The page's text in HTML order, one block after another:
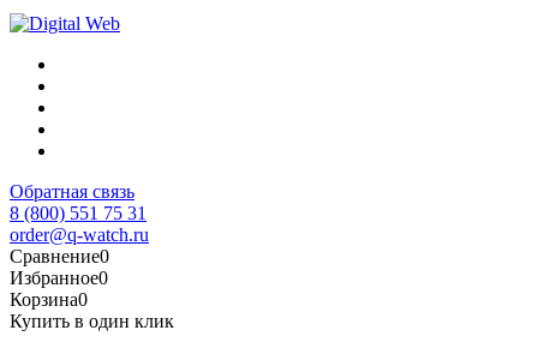
Обратная связь
8 (800) 551 75 31
order@q-watch.ru
Сравнение0
Избранное0
Корзина0
Купить в один клик